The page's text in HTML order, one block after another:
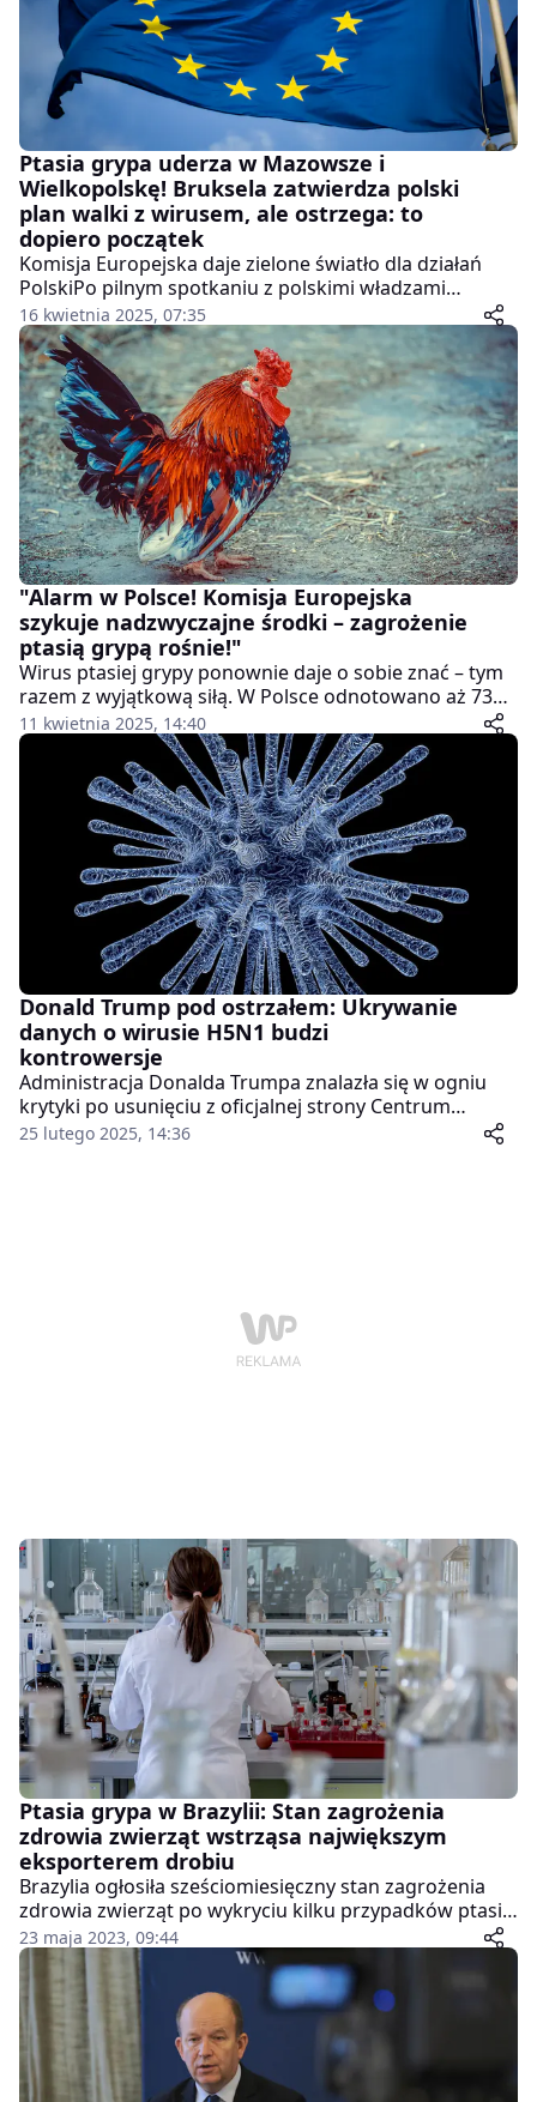
Ptasia grypa uderza w Mazowsze i
Wielkopolskę! Bruksela zatwierdza polski
plan walki z wirusem, ale ostrzega: to
dopiero początek
Komisja Europejska daje zielone światło dla działań
PolskiPo pilnym spotkaniu z polskimi władzami
Komisja Europejska zaakceptowała planowane środki
zwalczania ptasiej grypy, które zostaną wdrożone na
Mazowszu i w Wielkopolsce – regionach, gdzie
odnotowano najwięcej ognisk wirusa. Chociaż UE nie
zdecydowała się jeszcze na wprowadzenie unijnych
restrykcji, sytuacja będzie ściśle monitorowana i
oceniana pod kątem skuteczności zastosowanych
rozwiązań.
16 kwietnia 2025, 07:35
"Alarm w Polsce! Komisja Europejska
szykuje nadzwyczajne środki – zagrożenie
ptasią grypą rośnie!"
Wirus ptasiej grypy ponownie daje o sobie znać – tym
razem z wyjątkową siłą. W Polsce odnotowano aż 73
ogniska choroby, z czego ponad 50 tylko w
województwach mazowieckim i wielkopolskim.
Sytuacja jest na tyle poważna, że Komisja Europejska
planuje wprowadzenie nadzwyczajnych środków
bezpieczeństwa w kilku regionach kraju.
11 kwietnia 2025, 14:40
Donald Trump pod ostrzałem: Ukrywanie
danych o wirusie H5N1 budzi
kontrowersje
Administracja Donalda Trumpa znalazła się w ogniu
krytyki po usunięciu z oficjalnej strony Centrum
Kontroli i Prewencji Chorób (CDC) informacji o
przypadkach przenoszenia wirusa ptasiej grypy H5N1
25 lutego 2025, 14:36
Ptasia grypa w Brazylii: Stan zagrożenia
zdrowia zwierząt wstrząsa największym
eksporterem drobiu
Brazylia ogłosiła sześciomiesięczny stan zagrożenia
zdrowia zwierząt po wykryciu kilku przypadków ptasiej
grypy u dzikiego ptactwa. Władze donoszą, że siedem
przypadków zgłoszono w stanie Espirito Santo, a
kolejny wykryto w stanie Rio de Janeiro.
23 maja 2023, 09:44